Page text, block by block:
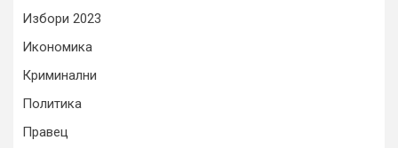
Избори 2023
Икономика
Криминални
Политика
Правец